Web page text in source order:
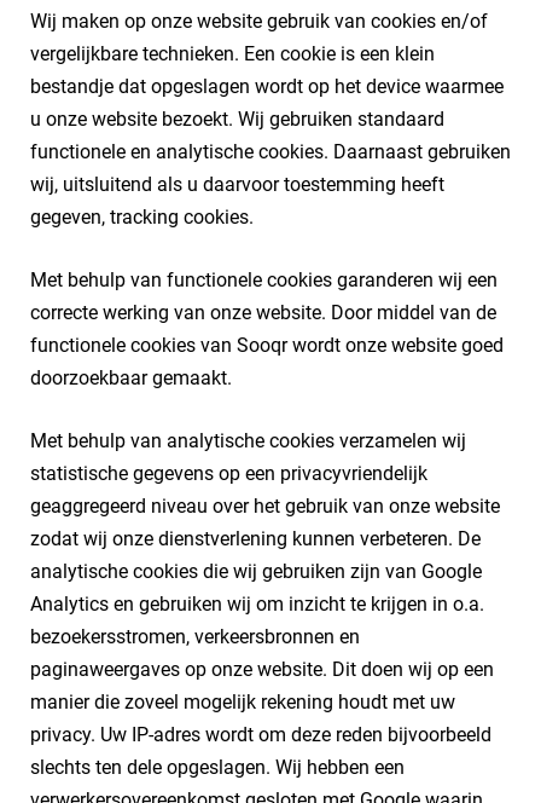
Wij maken op onze website gebruik van cookies en/of
vergelijkbare technieken. Een cookie is een klein
bestandje dat opgeslagen wordt op het device waarmee
u onze website bezoekt. Wij gebruiken standaard
functionele en analytische cookies. Daarnaast gebruiken
wij, uitsluitend als u daarvoor toestemming heeft
gegeven, tracking cookies.
Met behulp van functionele cookies garanderen wij een
correcte werking van onze website. Door middel van de
functionele cookies van Sooqr wordt onze website goed
doorzoekbaar gemaakt.
Met behulp van analytische cookies verzamelen wij
statistische gegevens op een privacyvriendelijk
geaggregeerd niveau over het gebruik van onze website
zodat wij onze dienstverlening kunnen verbeteren. De
analytische cookies die wij gebruiken zijn van Google
Analytics en gebruiken wij om inzicht te krijgen in o.a.
bezoekersstromen, verkeersbronnen en
paginaweergaves op onze website. Dit doen wij op een
manier die zoveel mogelijk rekening houdt met uw
privacy. Uw IP-adres wordt om deze reden bijvoorbeeld
slechts ten dele opgeslagen. Wij hebben een